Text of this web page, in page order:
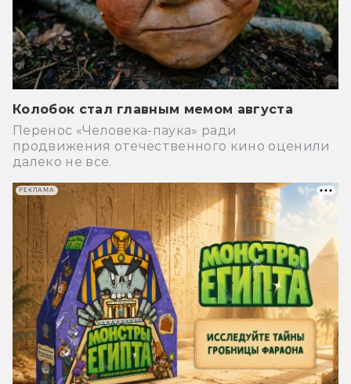
Колобок стал главным мемом августа
Перенос «Человека-паука» ради
продвижения отечественного кино оценили
далеко не все.
РЕКЛАМА